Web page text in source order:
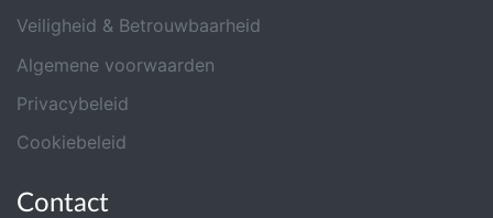
Veiligheid & Betrouwbaarheid
Algemene voorwaarden
Privacybeleid
Cookiebeleid
Contact